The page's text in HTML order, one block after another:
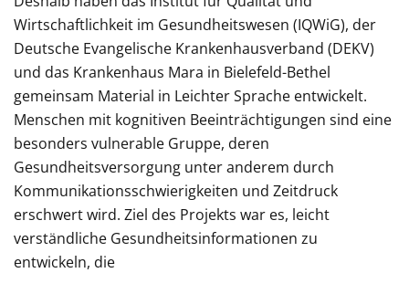
Wirtschaftlichkeit im Gesundheitswesen (IQWiG), der
Deutsche Evangelische Krankenhausverband (DEKV)
und das Krankenhaus Mara in Bielefeld-Bethel
gemeinsam Material in Leichter Sprache entwickelt.
Menschen mit kognitiven Beeinträchtigungen sind eine
besonders vulnerable Gruppe, deren
Gesundheitsversorgung unter anderem durch
Kommunikationsschwierigkeiten und Zeitdruck
erschwert wird. Ziel des Projekts war es, leicht
verständliche Gesundheitsinformationen zu
entwickeln, die